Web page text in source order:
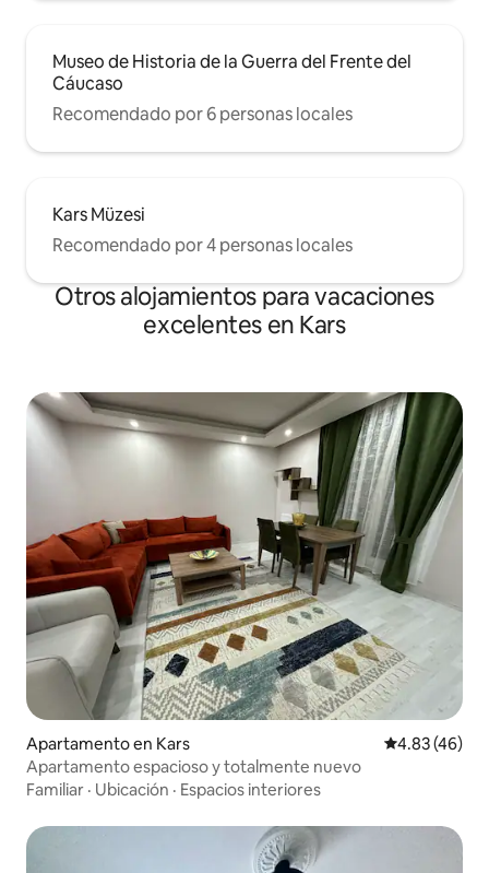
Museo de Historia de la Guerra del Frente del
Cáucaso
Recomendado por 6 personas locales
Kars Müzesi
Recomendado por 4 personas locales
Otros alojamientos para vacaciones
excelentes en Kars
Apartamento en Kars Calificación
4.83 (46)
Apartamento espacioso y totalmente nuevo
Familiar · Ubicación · Espacios interiores